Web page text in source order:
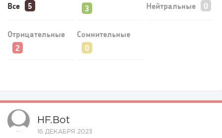
126
Все
Нейтральные
Отрицательные Сомнительные
HF.bot
16 ДЕКАБРЯ 2023